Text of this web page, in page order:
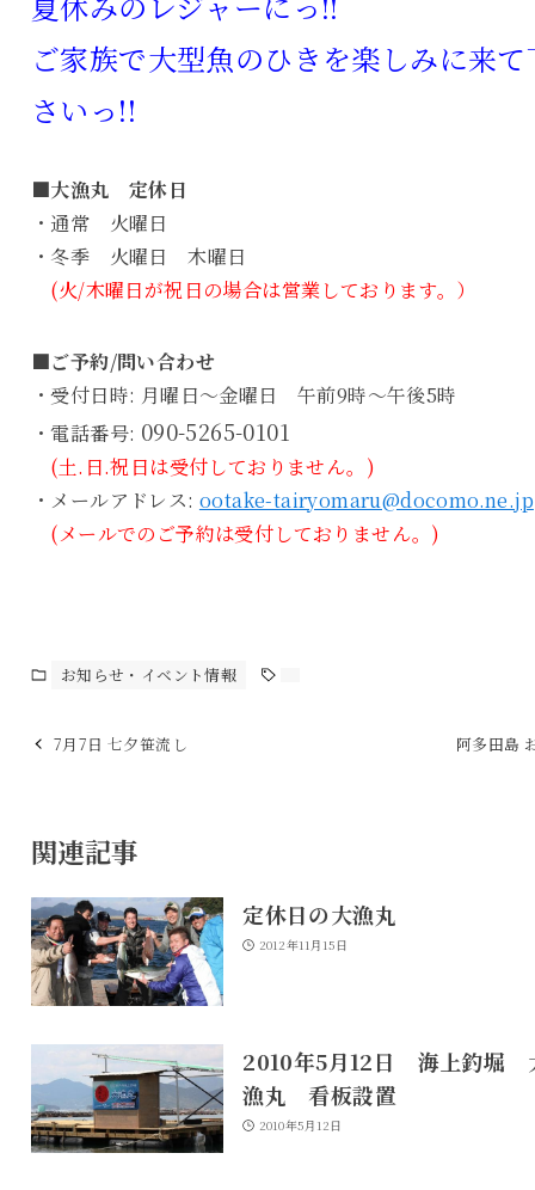
ご家族で大型魚のひきを楽しみに来て
さいっ!!
■大漁丸 定休日
・通常 火曜日
・冬季 火曜日 木曜日
(火/木曜日が祝日の場合は営業しております。）
■ご予約/問い合わせ
・受付日時: 月曜日～金曜日 午前9時～午後5時
・電話番号: 090-5265-0101
(土.日.祝日は受付しておりません。)
・メールアドレス: ootake-tairyomaru@docomo.ne.jp
(メールでのご予約は受付しておりません。)
お知らせ・イベント情報
7月7日 七夕笹流し 阿多田島
関連記事
定休日の大漁丸
2012年11月15日
2010年5月12日 海上釣堀
漁丸 看板設置
2010年5月12日